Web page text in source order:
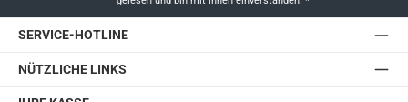
SERVICE-HOTLINE
NÜTZLICHE LINKS